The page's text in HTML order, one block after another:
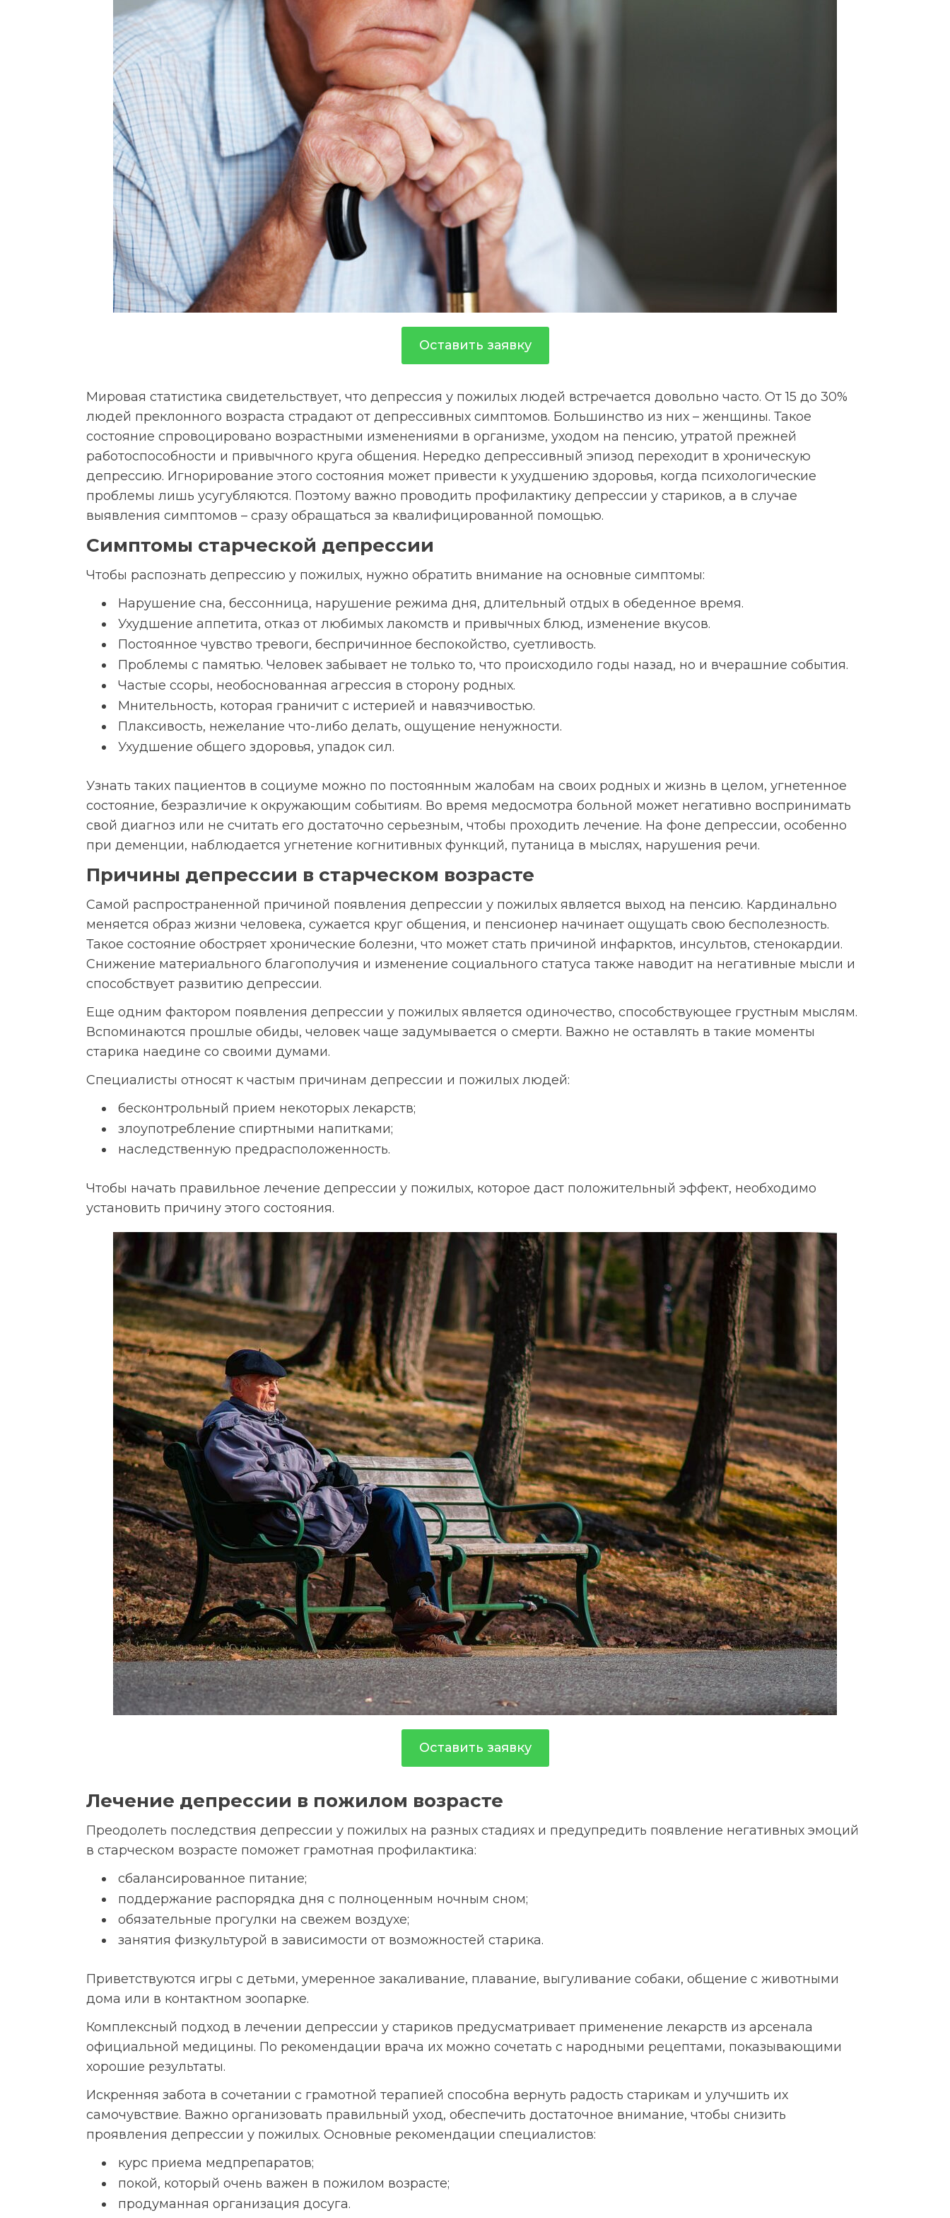
Оставить заявку
Мировая статистика свидетельствует, что депрессия у пожилых людей встречается довольно часто. От 15 до 30%
людей преклонного возраста страдают от депрессивных симптомов. Большинство из них – женщины. Такое
состояние спровоцировано возрастными изменениями в организме, уходом на пенсию, утратой прежней
работоспособности и привычного круга общения. Нередко депрессивный эпизод переходит в хроническую
депрессию. Игнорирование этого состояния может привести к ухудшению здоровья, когда психологические
проблемы лишь усугубляются. Поэтому важно проводить профилактику депрессии у стариков, а в случае
выявления симптомов – сразу обращаться за квалифицированной помощью.
Симптомы старческой депрессии
Чтобы распознать депрессию у пожилых, нужно обратить внимание на основные симптомы:
Нарушение сна, бессонница, нарушение режима дня, длительный отдых в обеденное время.
Ухудшение аппетита, отказ от любимых лакомств и привычных блюд, изменение вкусов.
Постоянное чувство тревоги, беспричинное беспокойство, суетливость.
Проблемы с памятью. Человек забывает не только то, что происходило годы назад, но и вчерашние события.
Частые ссоры, необоснованная агрессия в сторону родных.
Мнительность, которая граничит с истерией и навязчивостью.
Плаксивость, нежелание что-либо делать, ощущение ненужности.
Ухудшение общего здоровья, упадок сил.
Узнать таких пациентов в социуме можно по постоянным жалобам на своих родных и жизнь в целом, угнетенное
состояние, безразличие к окружающим событиям. Во время медосмотра больной может негативно воспринимать
свой диагноз или не считать его достаточно серьезным, чтобы проходить лечение. На фоне депрессии, особенно
при деменции, наблюдается угнетение когнитивных функций, путаница в мыслях, нарушения речи.
Причины депрессии в старческом возрасте
Самой распространенной причиной появления депрессии у пожилых является выход на пенсию. Кардинально
меняется образ жизни человека, сужается круг общения, и пенсионер начинает ощущать свою бесполезность.
Такое состояние обостряет хронические болезни, что может стать причиной инфарктов, инсультов, стенокардии.
Снижение материального благополучия и изменение социального статуса также наводит на негативные мысли и
способствует развитию депрессии.
Еще одним фактором появления депрессии у пожилых является одиночество, способствующее грустным мыслям.
Вспоминаются прошлые обиды, человек чаще задумывается о смерти. Важно не оставлять в такие моменты
старика наедине со своими думами.
Специалисты относят к частым причинам депрессии и пожилых людей:
бесконтрольный прием некоторых лекарств;
злоупотребление спиртными напитками;
наследственную предрасположенность.
Чтобы начать правильное лечение депрессии у пожилых, которое даст положительный эффект, необходимо
установить причину этого состояния.
Оставить заявку
Лечение депрессии в пожилом возрасте
Преодолеть последствия депрессии у пожилых на разных стадиях и предупредить появление негативных эмоций
в старческом возрасте поможет грамотная профилактика:
сбалансированное питание;
поддержание распорядка дня с полноценным ночным сном;
обязательные прогулки на свежем воздухе;
занятия физкультурой в зависимости от возможностей старика.
Приветствуются игры с детьми, умеренное закаливание, плавание, выгуливание собаки, общение с животными
дома или в контактном зоопарке.
Комплексный подход в лечении депрессии у стариков предусматривает применение лекарств из арсенала
официальной медицины. По рекомендации врача их можно сочетать с народными рецептами, показывающими
хорошие результаты.
Искренняя забота в сочетании с грамотной терапией способна вернуть радость старикам и улучшить их
самочувствие. Важно организовать правильный уход, обеспечить достаточное внимание, чтобы снизить
проявления депрессии у пожилых. Основные рекомендации специалистов:
курс приема медпрепаратов;
покой, который очень важен в пожилом возрасте;
продуманная организация досуга.
Ваше Имя:
Ваш телефон: